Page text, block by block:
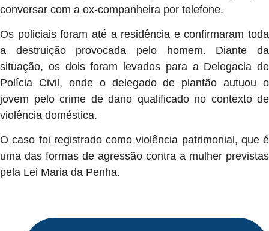
conversar com a ex-companheira por telefone.
Os policiais foram até a residência e confirmaram toda
a destruição provocada pelo homem. Diante da
situação, os dois foram levados para a Delegacia de
Polícia Civil, onde o delegado de plantão autuou o
jovem pelo crime de dano qualificado no contexto de
violência doméstica.
O caso foi registrado como violência patrimonial, que é
uma das formas de agressão contra a mulher previstas
pela Lei Maria da Penha.